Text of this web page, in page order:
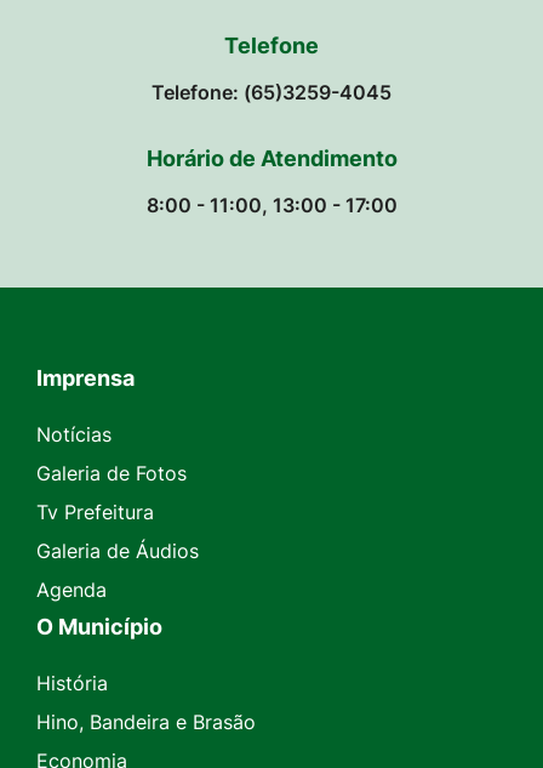
Telefone
Telefone: (65)3259-4045
Horário de Atendimento
8:00 - 11:00, 13:00 - 17:00
Seção do Rodapé e Contato
Imprensa
Notícias
Galeria de Fotos
Tv Prefeitura
Galeria de Áudios
Agenda
O Município
História
Hino, Bandeira e Brasão
Economia